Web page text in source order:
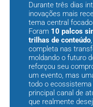
Durante três dias
inovações mais
tema central
Foram 10 palcos
trilhas de conteúdo
completa nas
moldando o futuro
reforçou seu
um evento, mas
todo o
principal canal de
que realmente